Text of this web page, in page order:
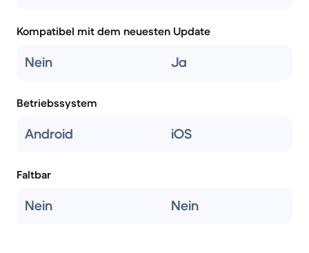
Kompatibel mit dem neuesten Update
Nein Ja
Betriebssystem
Android iOS
Faltbar
Nein Nein